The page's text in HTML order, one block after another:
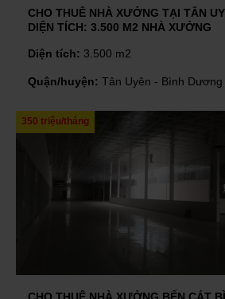
CHO THUÊ NHÀ XƯỞNG TẠI TÂN
DIỆN TÍCH: 3.500 M2 NHÀ XƯỞNG
Diện tích: 3.500 m2
Quận/huyện: Tân Uyên - Bình Dương
350 triệu/tháng
CHO THUÊ NHÀ XƯỞNG BẾN CÁT